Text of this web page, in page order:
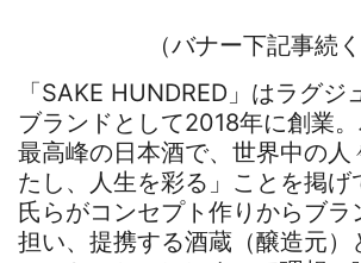
（バナー下記事続く
「SAKE HUNDRED」はラグ
ブランドとして2018年に創業
最高峰の日本酒で、世界中の人
たし、人生を彩る」ことを掲げ
氏らがコンセプト作りからブラ
担い、提携する酒蔵（醸造元）